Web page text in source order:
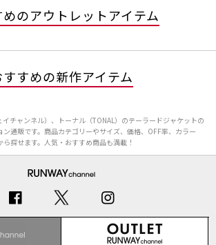
めのアウトレットアイテム
すすめの新作アイテム
イチャンネル）、トーナル（TONAL）のテーラードジャケットの
通販です。商品カテゴリーやサイズ、価格、OFF率、カラー
探せます。人気・おすすめ商品も満載！